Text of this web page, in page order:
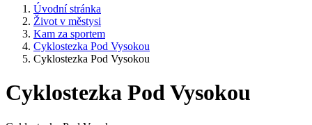
Úvodní stránka
Život v městysi
Kam za sportem
Cyklostezka Pod Vysokou
Cyklostezka Pod Vysokou
Cyklostezka Pod Vysokou